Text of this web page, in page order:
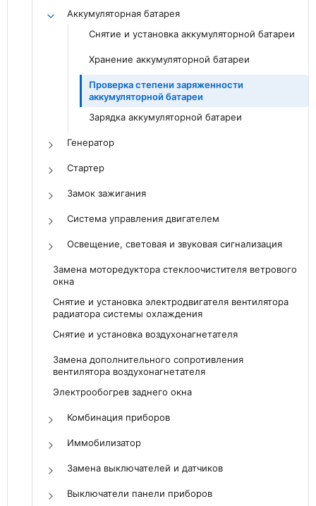
Аккумуляторная батарея
Снятие и установка аккумуляторной батареи
Хранение аккумуляторной батареи
Проверка степени заряженности
аккумуляторной батареи
Зарядка аккумуляторной батареи
Генератор
Стартер
Замок зажигания
Система управления двигателем
Освещение, световая и звуковая сигнализация
Замена моторедуктора стеклоочистителя ветрового
окна
Снятие и установка электродвигателя вентилятора
радиатора системы охлаждения
Снятие и установка воздухонагнетателя
Замена дополнительного сопротивления
вентилятора воздухонагнетателя
Электрообогрев заднего окна
Комбинация приборов
Иммобилизатор
Замена выключателей и датчиков
Выключатели панели приборов